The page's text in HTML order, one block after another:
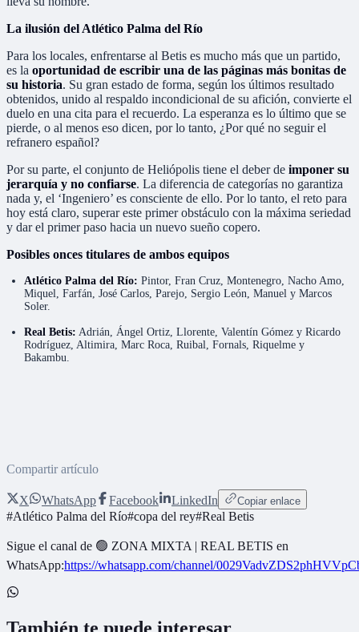
La ilusión del Atlético Palma del Río
Para los locales, enfrentarse al Betis es mucho más que un partido,
es la oportunidad de escribir una de las páginas más bonitas de
su historia. Su gran estado de forma, según los últimos resultado
obtenidos, unido al respaldo incondicional de su afición, convierte el
duelo en una cita para el recuerdo. La esperanza es lo último que se
pierde, o al menos eso dicen, por lo tanto, ¿Por qué no seguir el
refranero español?
Por su parte, el conjunto de Heliópolis tiene el deber de imponer su
jerarquía y no confiarse. La diferencia de categorías no garantiza
nada y, el ‘Ingeniero’ es consciente de ello. Por lo tanto, el reto para
hoy está claro, superar este primer obstáculo con la máxima seriedad
y dar el primer paso hacia un nuevo sueño copero.
Posibles onces titulares de ambos equipos
Atlético Palma del Río: Pintor, Fran Cruz, Montenegro, Nacho Amo,
Miquel, Farfán, José Carlos, Parejo, Sergio León, Manuel y Marcos
Soler.
Real Betis: Adrián, Ángel Ortiz, Llorente, Valentín Gómez y Ricardo
Rodríguez, Altimira, Marc Roca, Ruibal, Fornals, Riquelme y
Bakambu.
Compartir artículo
X WhatsApp Facebook LinkedIn Copiar enlace
#Atlético Palma del Río#copa del rey#Real Betis
Sigue el canal de 🟢 ZONA MIXTA | REAL BETIS en
WhatsApp:https://whatsapp.com/channel/
También te puede interesar